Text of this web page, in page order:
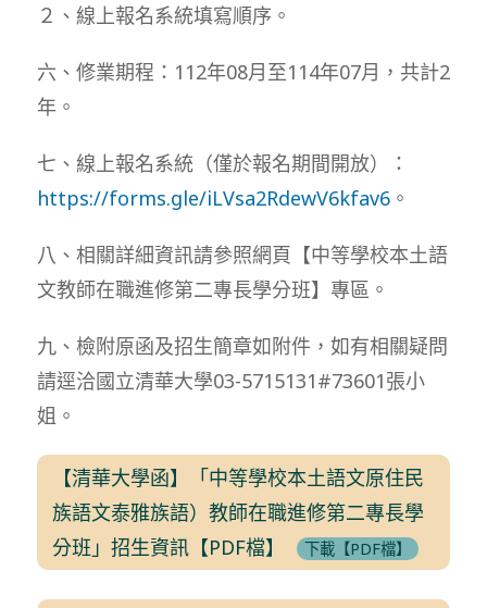
２、線上報名系統填寫順序。
六、修業期程：112年08月至114年07月，共計2
年。
七、線上報名系統（僅於報名期間開放）：
https://forms.gle/iLVsa2RdewV6kfav6。
八、相關詳細資訊請參照網頁【中等學校本土語
文教師在職進修第二專長學分班】專區。
九、檢附原函及招生簡章如附件，如有相關疑問
請逕洽國立清華大學03-5715131#73601張小
姐。
【清華大學函】「中等學校本土語文原住民
族語文泰雅族語）教師在職進修第二專長學
分班」招生資訊【PDF檔】
下載【PDF檔】